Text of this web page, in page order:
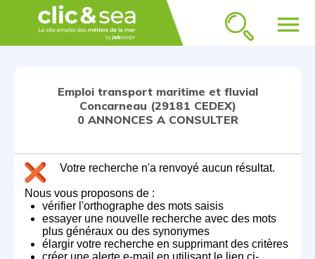
menu
Emploi transport maritime et fluvial
Concarneau (29181 CEDEX)
0 ANNONCES A CONSULTER
Votre recherche n'a renvoyé aucun résultat.
Nous vous proposons de :
vérifier l'orthographe des mots saisis
essayer une nouvelle recherche avec des mots
plus généraux ou des synonymes
élargir votre recherche en supprimant des critères